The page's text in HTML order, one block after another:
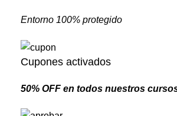
Entorno 100% protegido
Cupones activados
50% OFF en todos nuestros